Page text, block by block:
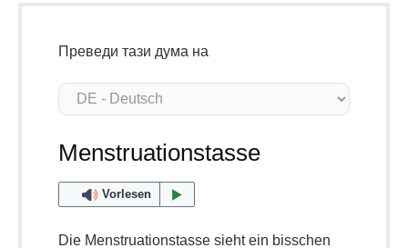
Преведи тази дума на
Menstruationstasse
Vorlesen
Die Menstruationstasse sieht ein bisschen